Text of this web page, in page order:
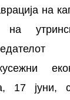
на
на
17 јуни,